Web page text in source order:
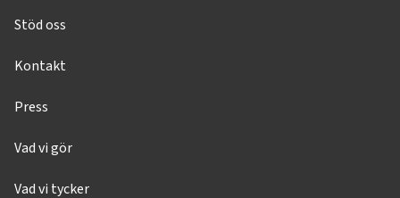
Stöd oss
Kontakt
Press
Vad vi gör
Vad vi tycker